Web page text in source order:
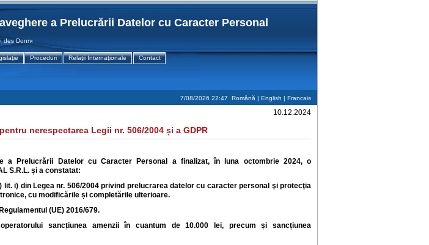
a Prelucrării Datelor cu Caracter Personal
Proceduri Relaţii Internaţionale Contact
7/08/2026 22:47 Română | English | Francais
10.12.2024
nerespectarea Legii nr. 506/2004 și a GDPR
a Prelucrării Datelor cu Caracter Personal a finalizat, în luna octombrie 2024, o
S.R.L. și a constatat:
lit. i) din Legea nr. 506/2004 privind prelucrarea datelor cu caracter personal şi protecţia
cu modificările și completările ulterioare.
Regulamentul (UE) 2016/679.
sancțiunea amenzii în cuantum de 10.000 lei, precum șisancțiunea